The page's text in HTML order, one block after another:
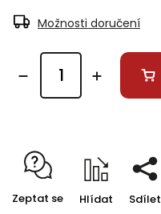
Možnosti doručení
Zeptat se Hlídat Sdílet